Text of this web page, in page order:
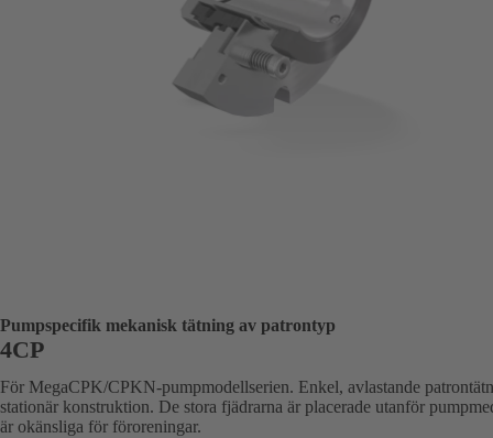
Pumpspecifik mekanisk tätning av patrontyp
4CP
För MegaCPK/CPKN-pumpmodellserien. Enkel, avlastande
stationär konstruktion. De stora fjädrarna är placerade utanför
är okänsliga för föroreningar.